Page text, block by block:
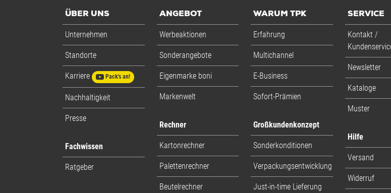
ÜBER UNS
Unternehmen
Standorte
Karriere Pack's an!
Nachhaltigkeit
Presse
Fachwissen
Ratgeber
ANGEBOT
Werbeaktionen
Sonderangebote
Eigenmarke boni
Markenwelt
Rechner
Kartonrechner
Palettenrechner
Beutelrechner
WARUM TPK
Erfahrung
Multichannel
E-Business
Sofort-Prämien
Großkundenkonzept
Sonderkonditionen
Verpackungsentwicklung
Just-in-time Lieferung
SERVICE
Kontakt /
Newsletter
Kataloge
Muster
Hilfe
Versand
Widerruf